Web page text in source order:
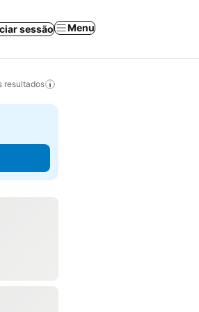
sessão Menu
resultados